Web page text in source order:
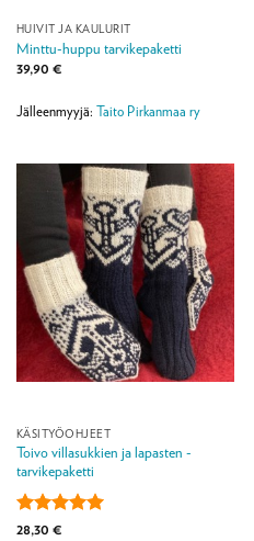
HUIVIT JA KAULURIT
Minttu-huppu tarvikepaketti
39,90 €
Jälleenmyyjä: Taito Pirkanmaa ry
KÄSITYÖOHJEET
Toivo villasukkien ja lapasten -
tarvikepaketti
Arvostelu
28,30 €